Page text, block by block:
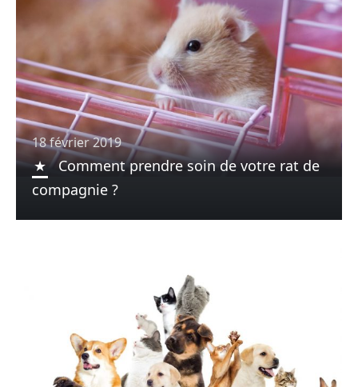
18 février 2019
Comment prendre soin de votre rat de
compagnie ?